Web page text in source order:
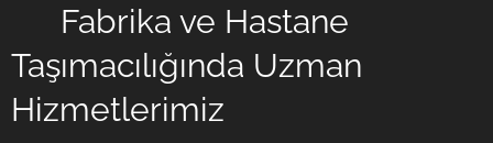
⚙️ Fabrika ve Hastane
Taşımacılığında Uzman
Hizmetlerimiz